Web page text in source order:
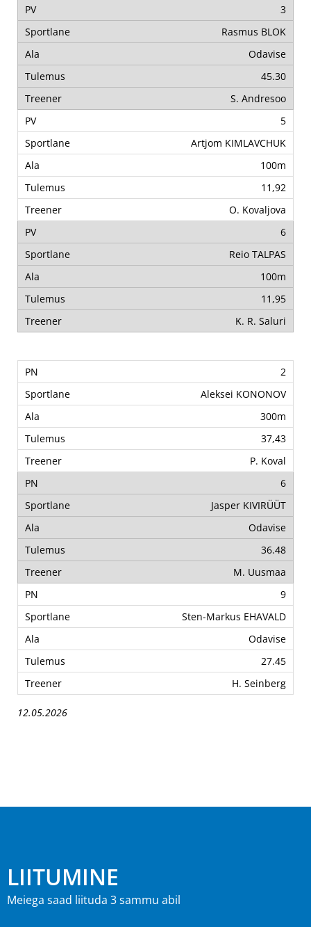
3
Rasmus BLOK
Odavise
45.30
S. Andresoo
5
Artjom KIMLAVCHUK
100m
11,92
O. Kovaljova
6
Reio TALPAS
100m
11,95
K. R. Saluri
2
Aleksei KONONOV
300m
37,43
P. Koval
6
Jasper KIVIRÜÜT
Odavise
36.48
M. Uusmaa
9
Sten-Markus EHAVALD
Odavise
27.45
H. Seinberg
12.05.2026
LIITUMINE
Meiega saad liituda 3 sammu abil